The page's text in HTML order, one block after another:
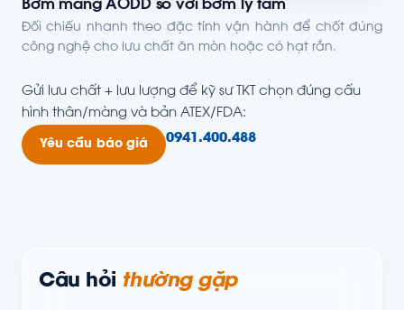
Bơm màng AODD so với bơm ly tâm
Đối chiếu nhanh theo đặc tính vận hành để chốt đúng
công nghệ cho lưu chất ăn mòn hoặc có hạt rắn.
Gửi lưu chất + lưu lượng để kỹ sư TKT chọn đúng cấu
hình thân/màng và bản ATEX/FDA:
Yêu cầu báo giá 0941.400.488
Câu hỏi thường gặp